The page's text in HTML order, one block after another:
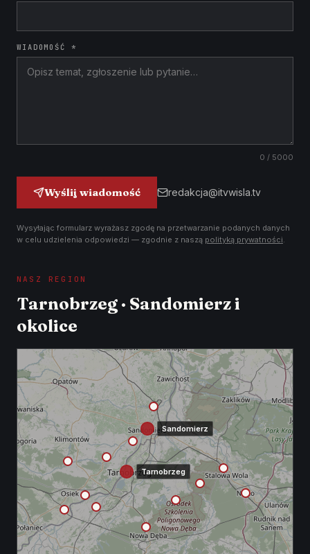
WIADOMOŚĆ *
0 / 5000
Wyślij wiadomość redakcja@itvwisla.tv
Wysyłając formularz wyrażasz zgodę na przetwarzanie podanych danych
w celu udzielenia odpowiedzi — zgodnie z naszą polityką prywatności.
NASZ REGION
Tarnobrzeg · Sandomierz i
okolice
Tarnobrzeg
Sandomierz